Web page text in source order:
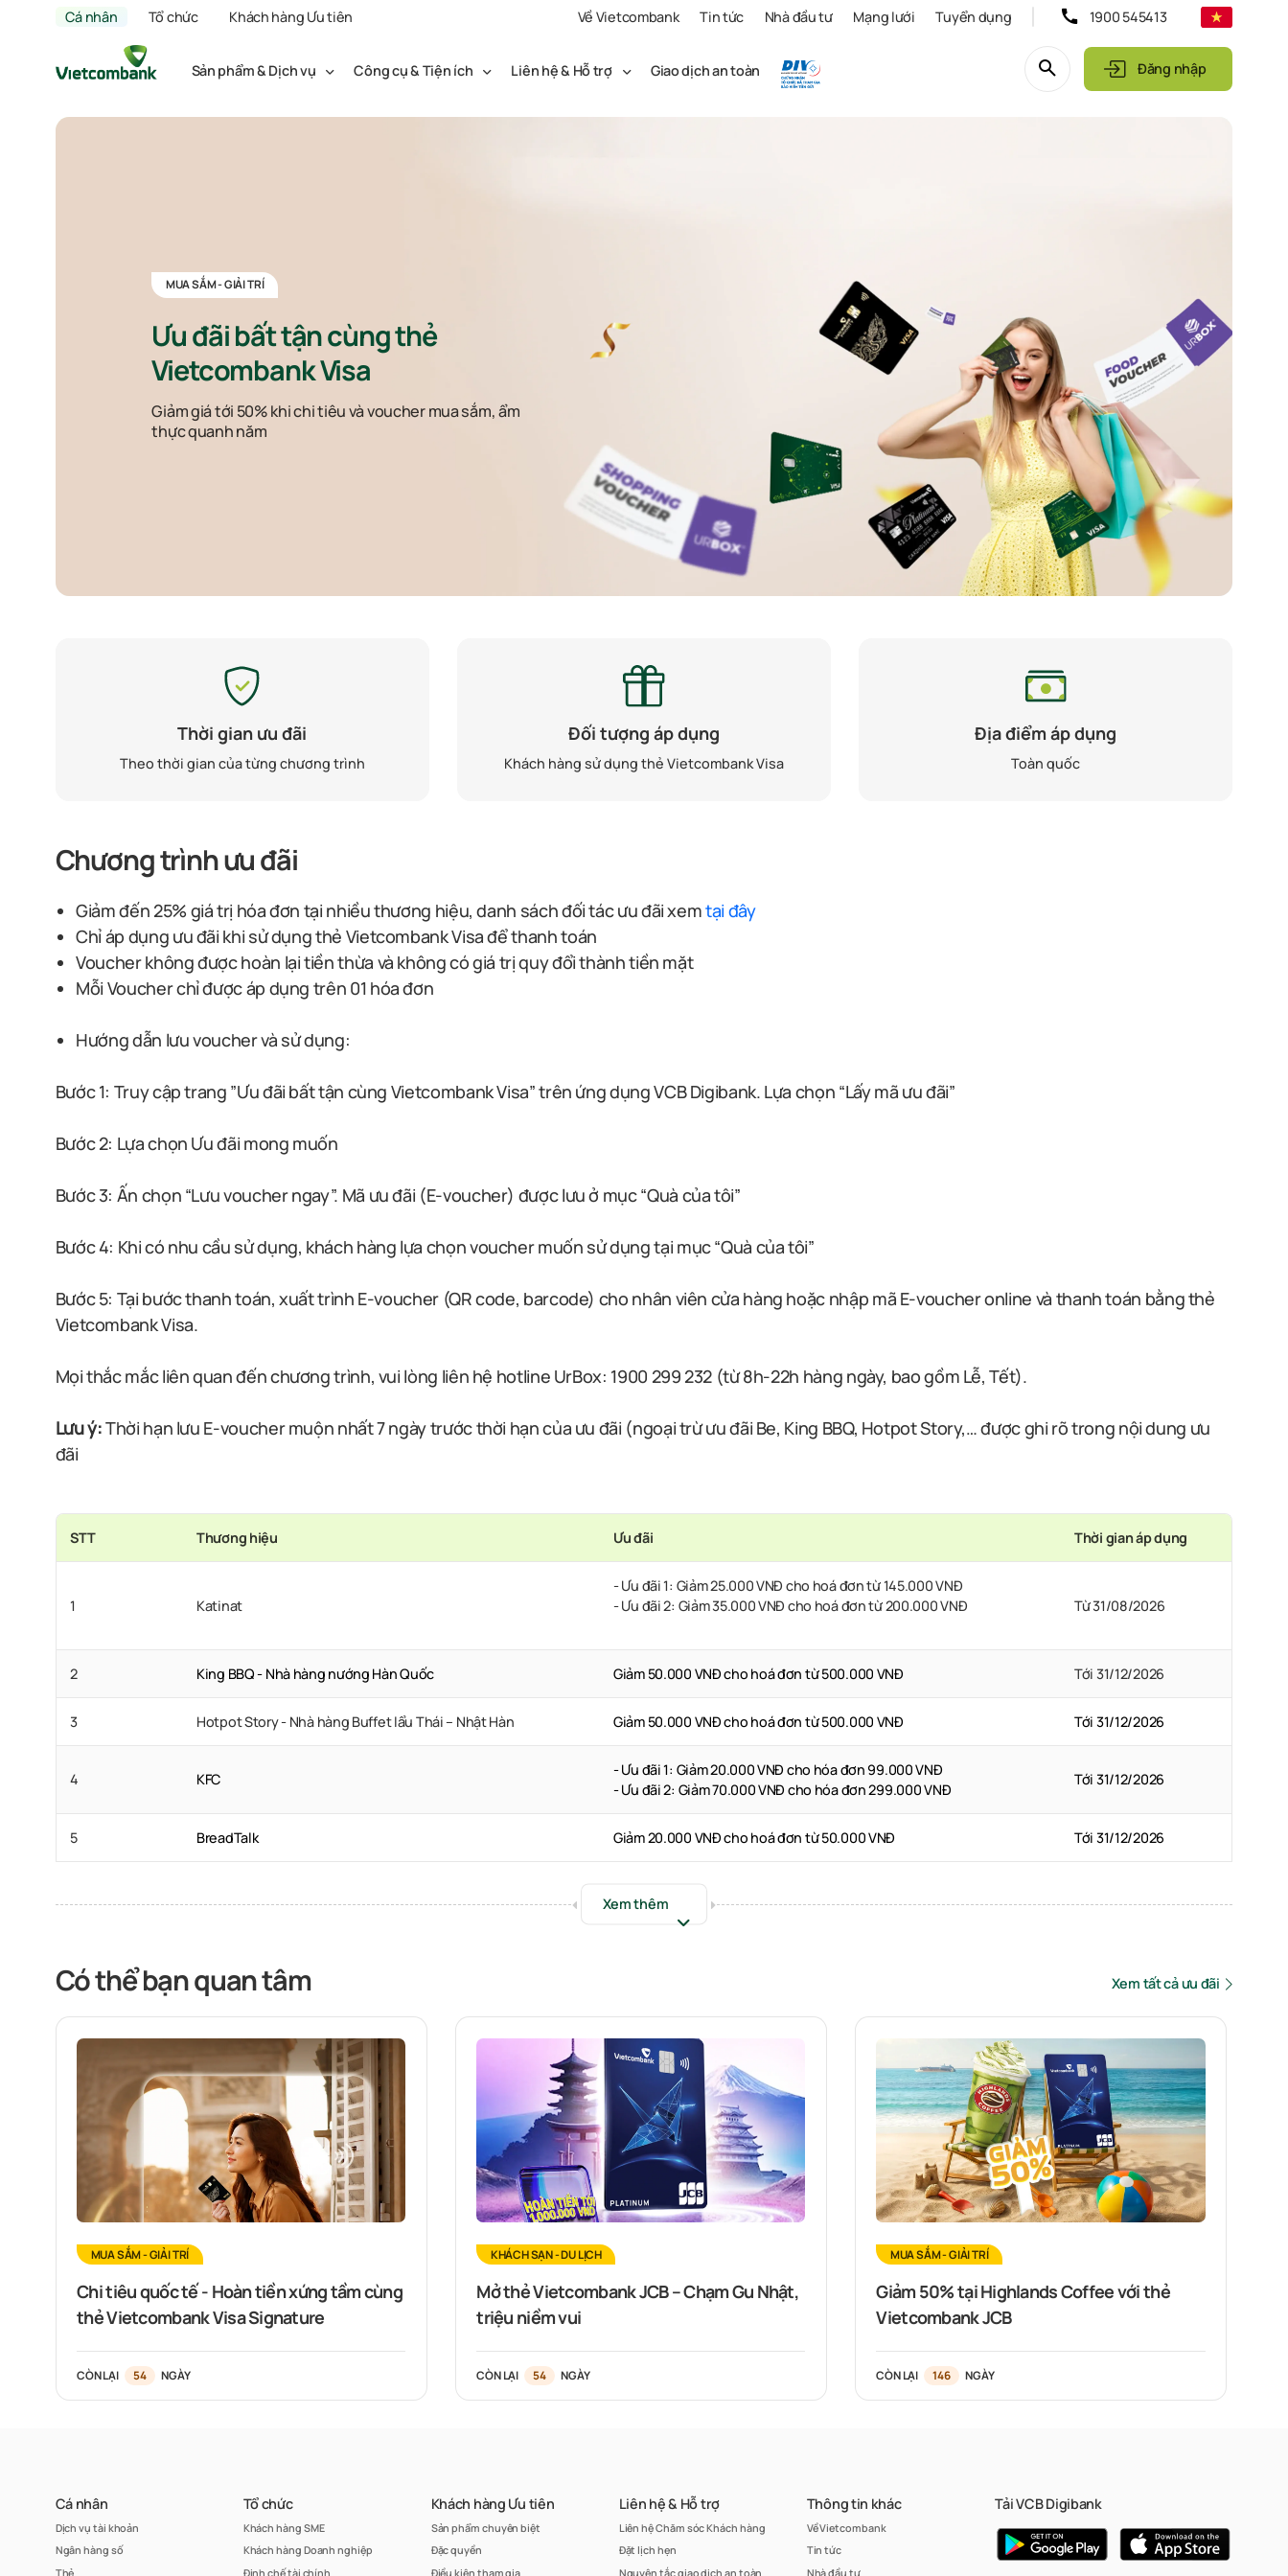
Cá nhân Tổ chức Khách hàng Ưu tiên Về Vietcombank Tin tức Nhà đầu tư Mạng lưới Tuyển dụng 1900 545413
Sản phẩm & Dịch vụ Công cụ & Tiện ích Liên hệ & Hỗ trợ Giao dịch an toàn Đăng nhập
MUA SẮM - GIẢI TRÍ
Ưu đãi bất tận cùng thẻ
Vietcombank Visa
Giảm giá tới 50% khi chi tiêu và voucher mua sắm, ẩm
thực quanh năm
Thời gian ưu đãi
Theo thời gian của từng chương trình
Đối tượng áp dụng
Khách hàng sử dụng thẻ Vietcombank Visa
Địa điểm áp dụng
Toàn quốc
Chương trình ưu đãi
Giảm đến 25% giá trị hóa đơn tại nhiều thương hiệu, danh sách đối tác ưu đãi xemtại đây
Chỉ áp dụng ưu đãi khi sử dụng thẻ Vietcombank Visa để thanh toán
Voucher không được hoàn lại tiền thừa và không có giá trị quy đổi thành tiền mặt
Mỗi Voucher chỉ được áp dụng trên 01 hóa đơn
Hướng dẫn lưu voucher và sử dụng:
Bước 1: Truy cập trang ”Ưu đãi bất tận cùng Vietcombank Visa” trên ứng dụng VCB Digibank. Lựa chọn “Lấy mã ưu đãi”
Bước 2: Lựa chọn Ưu đãi mong muốn
Bước 3: Ấn chọn “Lưu voucher ngay”. Mã ưu đãi (E-voucher) được lưu ở mục “Quà của tôi”
Bước 4: Khi có nhu cầu sử dụng, khách hàng lựa chọn voucher muốn sử dụng tại mục “Quà của tôi”
Bước 5: Tại bước thanh toán, xuất trình E-voucher (QR code, barcode) cho nhân viên cửa hàng hoặc nhập mã E-voucher online và thanh toán bằng thẻ
Vietcombank Visa.
Mọi thắc mắc liên quan đến chương trình, vui lòng liên hệ hotline UrBox: 1900 299 232 (từ 8h-22h hàng ngày, bao gồm Lễ, Tết).
Lưu ý:Thời hạn lưu E-voucher muộn nhất 7 ngày trước thời hạn của ưu đãi (ngoại trừ ưu đãi Be, King BBQ, Hotpot Story,… được ghi rõ trong nội dung ưu
đãi
STT Thương hiệu Ưu đãi Thời gian áp dụng
1 Katinat
- Ưu đãi 1: Giảm 25.000 VNĐ cho hoá đơn từ 145.000 VNĐ
- Ưu đãi 2: Giảm 35.000 VNĐ cho hoá đơn từ 200.000 VNĐ
Từ 31/08/2026
2 King BBQ - Nhà hàng nướng Hàn Quốc Giảm 50.000 VNĐ cho hoá đơn từ 500.000 VNĐ Tới 31/12/2026
3 Hotpot Story - Nhà hàng Buffet lẩu Thái – Nhật Hàn Giảm 50.000 VNĐ cho hoá đơn từ 500.000 VNĐ Tới 31/12/2026
4 KFC
- Ưu đãi 1: Giảm 20.000 VNĐ cho hóa đơn 99.000 VNĐ
- Ưu đãi 2: Giảm 70.000 VNĐ cho hóa đơn 299.000 VNĐ
Tới 31/12/2026
5 BreadTalk Giảm 20.000 VNĐ cho hoá đơn từ 50.000 VNĐ Tới 31/12/2026
Xem thêm
Có thể bạn quan tâm Xem tất cả ưu đãi
MUA SẮM - GIẢI TRÍ
Chi tiêu quốc tế - Hoàn tiền xứng tầm cùng
thẻ Vietcombank Visa Signature
CÒN LẠI 54 NGÀY
KHÁCH SẠN - DU LỊCH
Mở thẻ Vietcombank JCB – Chạm Gu Nhật,
triệu niềm vui
CÒN LẠI 54 NGÀY
MUA SẮM - GIẢI TRÍ
Giảm 50% tại Highlands Coffee với thẻ
Vietcombank JCB
CÒN LẠI 146 NGÀY
Cá nhân
Dịch vụ tài khoản
Ngân hàng số
Thẻ
Tổ chức
Khách hàng SME
Khách hàng Doanh nghiệp
Định chế tài chính
Khách hàng Ưu tiên
Sản phẩm chuyên biệt
Đặc quyền
Điều kiện tham gia
Liên hệ & Hỗ trợ
Liên hệ Chăm sóc Khách hàng
Đặt lịch hẹn
Nguyên tắc giao dịch an toàn
Thông tin khác
Về Vietcombank
Tin tức
Nhà đầu tư
Tải VCB Digibank